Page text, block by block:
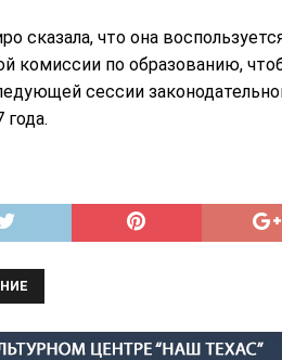
сказала, что она
комиссии по образованию,
сессии
года.